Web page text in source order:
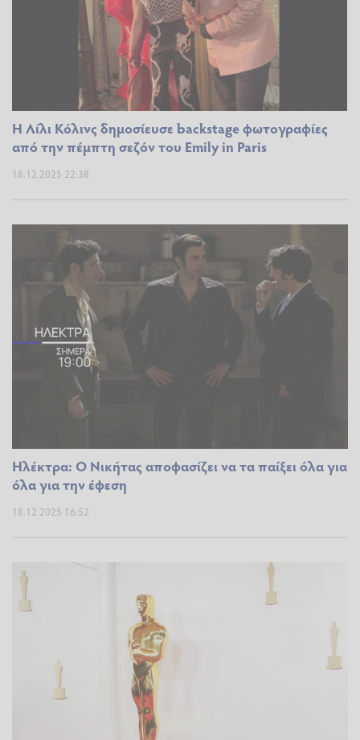
Η Λίλι Κόλινς δημοσίευσε backstage φωτογραφίες
από την πέμπτη σεζόν του Emily in Paris
18.12.2025 22:38
Ηλέκτρα: Ο Νικήτας αποφασίζει να τα παίξει όλα για
όλα για την έφεση
18.12.2025 16:52